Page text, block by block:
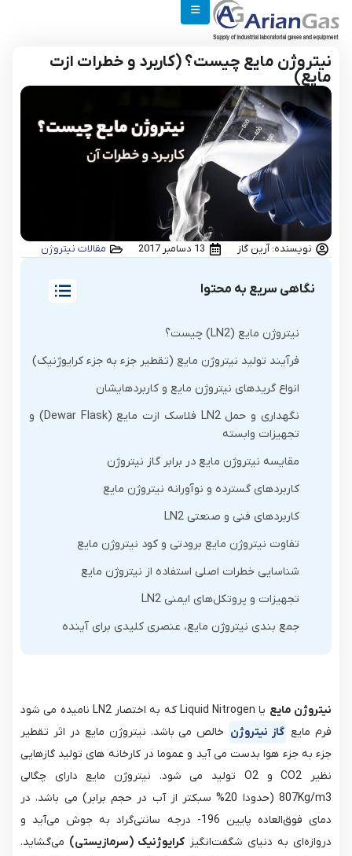
نیتروژن مایع چیست؟ (کاربرد و خطرات ازت
مایع)
نویسنده: آرین گاز 13 دسامبر 2017 مقالات نیتروژن
نگاهی سریع به محتوا
نیتروژن مایع (LN2) چیست؟
فرآیند تولید نیتروژن مایع (تقطیر جزء به جزء کرایوژنیک)
انواع گریدهای نیتروژن مایع و کاربردهایشان
نگهداری و حمل LN2 فلاسک ازت مایع (Dewar Flask) و
تجهیزات وابسته
مقایسه نیتروژن مایع در برابر گاز نیتروژن
کاربردهای گسترده و نوآورانه نیتروژن مایع
کاربردهای فنی و صنعتی LN2
تفاوت نیتروژن مایع برودتی و کود نیتروژن مایع
شناسایی خطرات اصلی استفاده از نیتروژن مایع
تجهیزات و پروتکل‌های ایمنی LN2
جمع بندی نیتروژن مایع، عنصری کلیدی برای آینده
نیتروژن مایع
یا Liquid Nitrogen که به اختصار LN2 نامیده می شود
فرم مایع گاز نیتروژن خالص می باشد. نیتروژن مایع در اثر تقطیر
جزء به جزء هوا بدست می آید و عموما در کارخانه های تولید گازهایی
نظیر CO2 و O2 تولید می شود. نیتروژن مایع دارای چگالی
807Kg/m3 (حدودا 20% سبکتر از آب در حجم برابر) می باشد، در
دمای فوق‌العاده پایین 196- درجه سانتی‌گراد به جوش می‌آید و
دروازه‌ای به دنیای شگفت‌انگیز کرایوژنیک (سرمازیستی) می‌گشاید.